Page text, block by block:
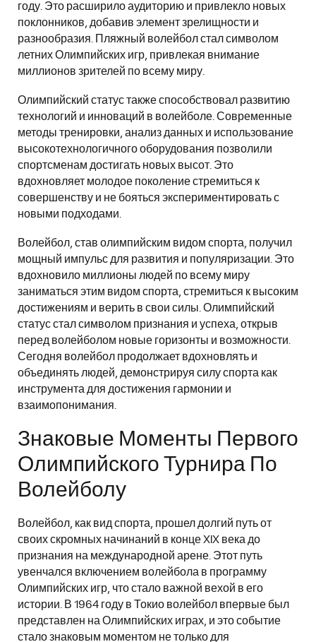
году. Это расширило аудиторию и привлекло новых
поклонников, добавив элемент зрелищности и
разнообразия. Пляжный волейбол стал символом
летних Олимпийских игр, привлекая внимание
миллионов зрителей по всему миру.
Олимпийский статус также способствовал развитию
технологий и инноваций в волейболе. Современные
методы тренировки, анализ данных и использование
высокотехнологичного оборудования позволили
спортсменам достигать новых высот. Это
вдохновляет молодое поколение стремиться к
совершенству и не бояться экспериментировать с
новыми подходами.
Волейбол, став олимпийским видом спорта, получил
мощный импульс для развития и популяризации. Это
вдохновило миллионы людей по всему миру
заниматься этим видом спорта, стремиться к высоким
достижениям и верить в свои силы. Олимпийский
статус стал символом признания и успеха, открыв
перед волейболом новые горизонты и возможности.
Сегодня волейбол продолжает вдохновлять и
объединять людей, демонстрируя силу спорта как
инструмента для достижения гармонии и
взаимопонимания.
Знаковые Моменты Первого
Олимпийского Турнира По
Волейболу
Волейбол, как вид спорта, прошел долгий путь от
своих скромных начинаний в конце XIX века до
признания на международной арене. Этот путь
увенчался включением волейбола в программу
Олимпийских игр, что стало важной вехой в его
истории. В 1964 году в Токио волейбол впервые был
представлен на Олимпийских играх, и это событие
стало знаковым моментом не только для